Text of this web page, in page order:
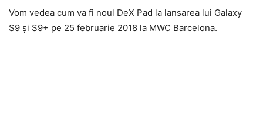
Vom vedea cum va fi noul DeX Pad la lansarea lui Galaxy
S9 și S9+ pe 25 februarie 2018 la MWC Barcelona.